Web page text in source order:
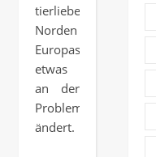
tierlieben
Norden
Europas
etwas
an der
Problematik
ändert.